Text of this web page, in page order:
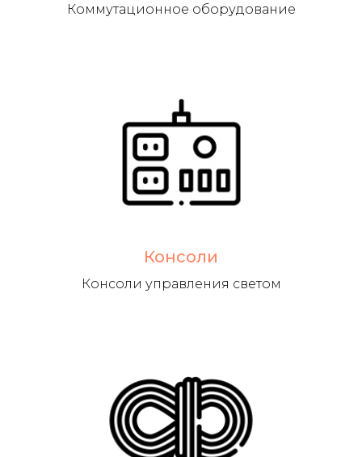
Коммутационное оборудование
Консоли
Консоли управления светом